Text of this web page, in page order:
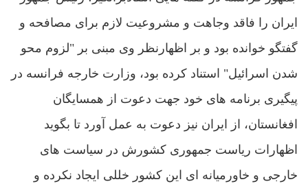
ایران را فاقد وجاهت و مشروعیت لازم برای مصافحه و
گفتگو خوانده بود و بر اظهارنظر وی مبنی بر "لزوم محو
شدن اسرائیل" استناد کرده بود، وزارت خارجه فرانسه در
پیگیری برنامه های خود جهت دعوت از همسایگان
افغانستان، از ایران نیز دعوت به عمل آورد تا بگوید
اظهارات ریاست جمهوری کشورش در سیاست های
خارجی و خاورمیانه ای این کشور خللی ایجاد نکرده و